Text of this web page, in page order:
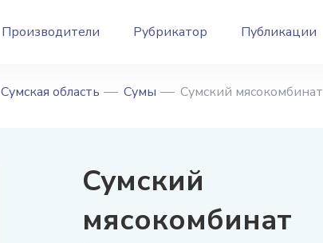
Производители Рубрикатор Публикации
Сумская область Сумы Сумский мясокомбинат
Сумский
мясокомбинат